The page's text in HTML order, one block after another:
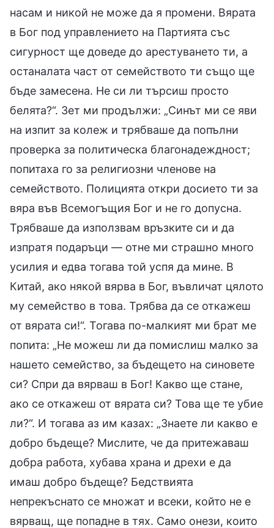
насам и никой не може да я промени. Вярата
в Бог под управлението на Партията със
сигурност ще доведе до арестуването ти, а
останалата част от семейството ти също ще
бъде замесена. Не си ли търсиш просто
белята?“. Зет ми продължи: „Синът ми се яви
на изпит за колеж и трябваше да попълни
проверка за политическа благонадеждност;
попитаха го за религиозни членове на
семейството. Полицията откри досието ти за
вяра във Всемогъщия Бог и не го допусна.
Трябваше да използвам връзките си и да
изпратя подаръци — отне ми страшно много
усилия и едва тогава той успя да мине. В
Китай, ако някой вярва в Бог, въвличат цялото
му семейство в това. Трябва да се откажеш
от вярата си!“. Тогава по-малкият ми брат ме
попита: „Не можеш ли да помислиш малко за
нашето семейство, за бъдещето на синовете
си? Спри да вярваш в Бог! Какво ще стане,
ако се откажеш от вярата си? Това ще те убие
ли?“. И тогава аз им казах: „Знаете ли какво е
добро бъдеще? Мислите, че да притежаваш
добра работа, хубава храна и дрехи е да
имаш добро бъдеще? Бедствията
непрекъснато се множат и всеки, който не е
вярващ, ще попадне в тях. Само онези, които